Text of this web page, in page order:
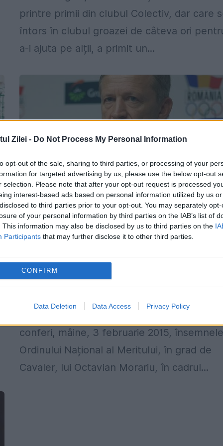
Zilei - Do Not Process My Personal Information
opt-out of the sale, sharing to third parties, or processing of your
for targeted advertising by us, please use the below opt-out
selection. Please note that after your opt-out request is processed
interest-based ads based on personal information utilized by us
to third parties prior to your opt-out. You may separately
of your personal information by third parties on the IAB’s list of
This information may also be disclosed by us to third parties on the
Participants that may further disclose it to other third parties.
CONFIRM
Data Deletion Data Access Privacy Policy
printre primii din clubul Colectiv, dar care
întors în clubul groazei de câteva ori
a-i ajuta pe alții, a primit un...
Ambasadorul Franței în România îi va
acorda lui Octavian Morariu,
Ordinului Național al Meritului, în grad
de Cavaler
2 FEBRUARIE 2015
conferi, mâine, 3 februarie 2015,
Ordinului Național al Meritului, în grad de
Cavaler, lui Octavian Morariu, în cadrul...